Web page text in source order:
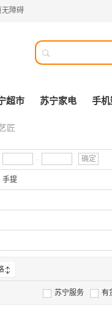
无障碍

超市 苏宁家电 手机
匠
- 确定
手提
苏宁服务 有